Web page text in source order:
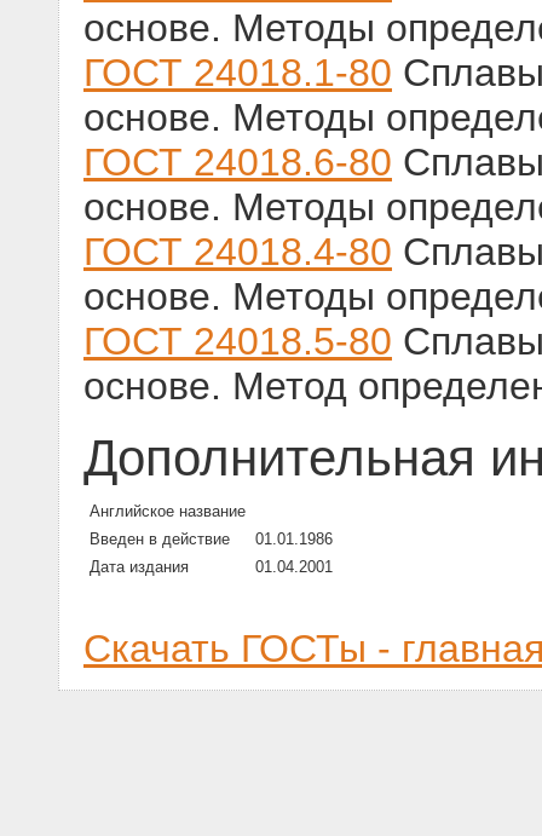
основе. Методы
ГОСТ 24018.1-80
основе. Методы
ГОСТ 24018.6-80
основе. Методы
ГОСТ 24018.4-80
основе. Методы
ГОСТ 24018.5-80
основе. Метод
Дополнительная
Английское название
Введен в действие
01.01.1986
Дата издания
01.04.2001
Скачать ГОСТы -